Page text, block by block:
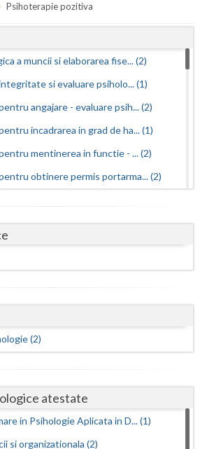
Psihoterapie pozitiva
a muncii si elaborarea fise... (2)
si evaluare psiholo... (1)
angajare - evaluare psih... (2)
incadrarea in grad de ha... (1)
mentinerea in functie - ... (2)
obtinere permis portarma... (2)
scoala - evaluare psihol... (1)
evaluare clinica la cerere c... (1)
necesare la angajare si menti... (2)
in vederea integrarii so... (1)
in vederea reconversiei ... (2)
pentru persoane dependen...
pentru persoanele care s... (1)
(2)
atestate
in Psihologie Aplicata in D... (1)
si organizationala (2)